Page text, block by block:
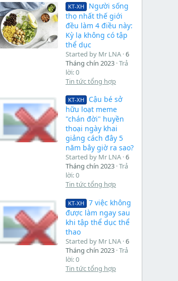
KT-XH
Người sống
thọ nhất thế giới
đều làm 4 điều này:
Kỳ lạ không có tập
thể dục
Started by Mr LNA 6
Tháng chín 2023 Trả
lời: 0
Tin tức tổng hợp
KT-XH
Cậu bé sở
hữu loạt meme
"chán đời" huyền
thoại ngày khai
giảng cách đây 5
năm bây giờ ra sao?
Started by Mr LNA 6
Tháng chín 2023 Trả
lời: 0
Tin tức tổng hợp
KT-XH
7 việc không
được làm ngay sau
khi tập thể dục thể
thao
Started by Mr LNA 6
Tháng chín 2023 Trả
lời: 0
Tin tức tổng hợp